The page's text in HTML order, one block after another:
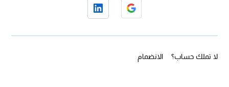
لا تملك حساب؟ الانضمام